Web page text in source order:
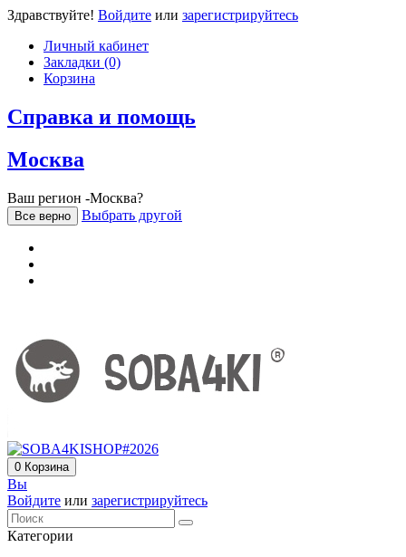
Здравствуйте! Войдите или зарегистрируйтесь
Личный кабинет
Закладки (0)
Корзина
Справка и помощь
Москва
Ваш регион -Москва?
Все верно Выбрать другой
0 Корзина
Вы
Войдите или зарегистрируйтесь
Категории